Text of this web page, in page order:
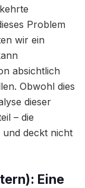
Problem
wir ein
absichtlich
Obwohl dies
dieser
– die
und deckt nicht
Eine